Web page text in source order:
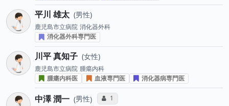
平川 雄太 男性
鹿児島市立病院 消化器外科
消化器外科専門医
川平 真知子 女性
鹿児島市立病院 腫瘍内科
腫瘍内科医
血液専門医 消化器病専門医
中澤 潤一 男性 コミュニケーション・タイプ投票数
1